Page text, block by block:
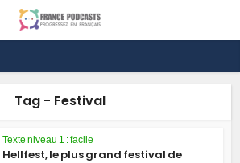
Tag - Festival
Texte niveau 1 : facile
Hellfest, le plus grand festival de